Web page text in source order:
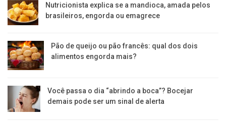
Nutricionista explica se a mandioca, amada pelos
brasileiros, engorda ou emagrece
Pão de queijo ou pão francês: qual dos dois
alimentos engorda mais?
Você passa o dia “abrindo a boca”? Bocejar
demais pode ser um sinal de alerta